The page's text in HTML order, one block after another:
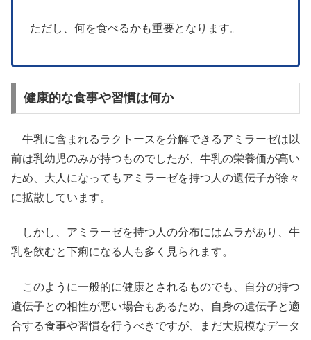
ただし、何を食べるかも重要となります。
健康的な食事や習慣は何か
牛乳に含まれるラクトースを分解できるアミラーゼは以
前は乳幼児のみが持つものでしたが、牛乳の栄養価が高い
ため、大人になってもアミラーゼを持つ人の遺伝子が徐々
に拡散しています。
しかし、アミラーゼを持つ人の分布にはムラがあり、牛
乳を飲むと下痢になる人も多く見られます。
このように一般的に健康とされるものでも、自分の持つ
遺伝子との相性が悪い場合もあるため、自身の遺伝子と適
合する食事や習慣を行うべきですが、まだ大規模なデータ